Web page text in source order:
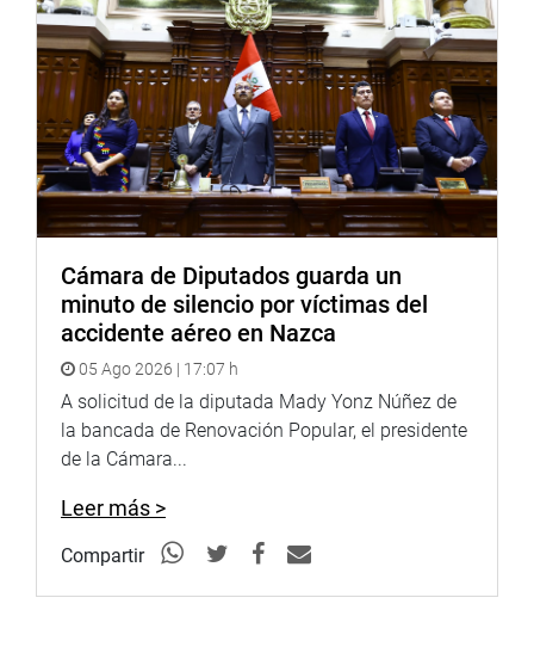
Cámara de Diputados guarda un
minuto de silencio por víctimas del
accidente aéreo en Nazca
05 Ago 2026 | 17:07 h
A solicitud de la diputada Mady Yonz Núñez de
la bancada de Renovación Popular, el presidente
de la Cámara...
Leer más >
Compartir